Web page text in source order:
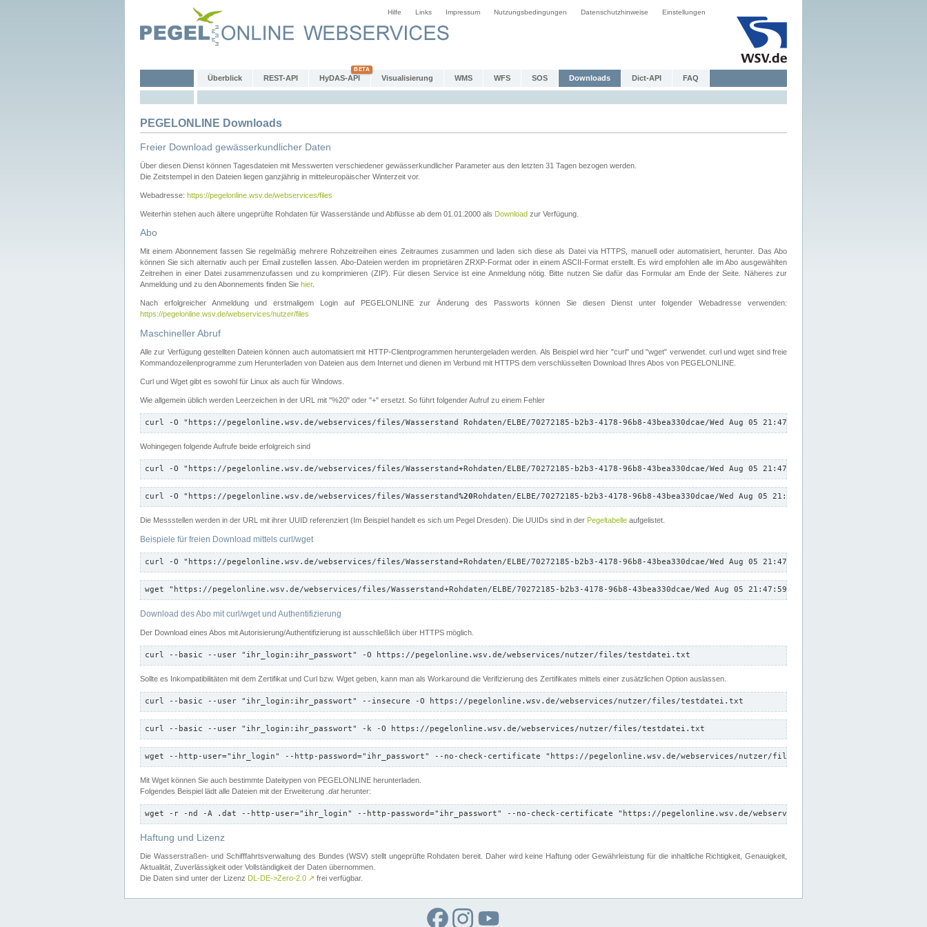
Hilfe Links Impressum Nutzungsbedingungen Datenschutzhinweise Einstellungen
Überblick REST-API HyDAS-API Visualisierung WMS WFS SOS Downloads Dict-API FAQ
PEGELONLINE Downloads
Freier Download gewässerkundlicher Daten
Über diesen Dienst können Tagesdateien mit Messwerten verschiedener gewässerkundlicher Parameter aus den letzten 31 Tagen bezogen werden.
Die Zeitstempel in den Dateien liegen ganzjährig in mitteleuropäischer Winterzeit vor.
Webadresse: https://pegelonline.wsv.de/webservices/files
Weiterhin stehen auch ältere ungeprüfte Rohdaten für Wasserstände und Abflüsse ab dem 01.01.2000 als Download zur Verfügung.
Abo
Mit einem Abonnement fassen Sie regelmäßig mehrere Rohzeitreihen eines Zeitraumes zusammen und laden sich diese als Datei via HTTPS, manuell oder automatisiert, herunter. Das Abo
können Sie sich alternativ auch per Email zustellen lassen. Abo-Dateien werden im proprietären ZRXP-Format oder in einem ASCII-Format erstellt. Es wird empfohlen alle im Abo ausgewählten
Zeitreihen in einer Datei zusammenzufassen und zu komprimieren (ZIP). Für diesen Service ist eine Anmeldung nötig. Bitte nutzen Sie dafür das Formular am Ende der Seite. Näheres zur
Anmeldung und zu den Abonnements finden Sie hier.
Nach erfolgreicher Anmeldung und erstmaligem Login auf PEGELONLINE zur Änderung des Passworts können Sie diesen Dienst unter folgender Webadresse verwenden:
https://pegelonline.wsv.de/webservices/nutzer/files
Maschineller Abruf
Alle zur Verfügung gestellten Dateien können auch automatisiert mit HTTP-Clientprogrammen heruntergeladen werden. Als Beispiel wird hier "curl" und "wget" verwendet. curl und wget sind freie
Kommandozeilenprogramme zum Herunterladen von Dateien aus dem Internet und dienen im Verbund mit HTTPS dem verschlüsselten Download Ihres Abos von PEGELONLINE.
Curl und Wget gibt es sowohl für Linux als auch für Windows.
Wie allgemein üblich werden Leerzeichen in der URL mit "%20" oder "+" ersetzt. So führt folgender Aufruf zu einem Fehler
curl -O "https://pegelonline.wsv.de/webservices/files/Wasserstand Rohdaten/ELBE/70272185-b2b3-4178-96b8-43bea330dcae/Wed Aug 05 21:47:59 CEST 2026/down.txt"
Wohingegen folgende Aufrufe beide erfolgreich sind
curl -O "https://pegelonline.wsv.de/webservices/files/Wasserstand+Rohdaten/ELBE/70272185-b2b3-4178-96b8-43bea330dcae/Wed Aug 05 21:47:59 CEST 2026/down.txt"
curl -O "https://pegelonline.wsv.de/webservices/files/Wasserstand%20Rohdaten/ELBE/70272185-b2b3-4178-96b8-43bea330dcae/Wed Aug 05 21:47:59 CEST 2026/down.txt"
Die Messstellen werden in der URL mit ihrer UUID referenziert (Im Beispiel handelt es sich um Pegel Dresden). Die UUIDs sind in der Pegeltabelle aufgelistet.
Beispiele für freien Download mittels curl/wget
curl -O "https://pegelonline.wsv.de/webservices/files/Wasserstand+Rohdaten/ELBE/70272185-b2b3-4178-96b8-43bea330dcae/Wed Aug 05 21:47:59 CEST 2026/down.txt"
wget "https://pegelonline.wsv.de/webservices/files/Wasserstand+Rohdaten/ELBE/70272185-b2b3-4178-96b8-43bea330dcae/Wed Aug 05 21:47:59 CEST 2026/down.txt"
Download des Abo mit curl/wget und Authentifizierung
Der Download eines Abos mit Autorisierung/Authentifizierung ist ausschließlich über HTTPS möglich.
curl --basic --user "ihr_login:ihr_passwort" -O https://pegelonline.wsv.de/webservices/nutzer/files/testdatei.txt
Sollte es Inkompatibilitäten mit dem Zertifikat und Curl bzw. Wget geben, kann man als Workaround die Verifizierung des Zertifikates mittels einer zusätzlichen Option auslassen.
curl --basic --user "ihr_login:ihr_passwort" --insecure -O https://pegelonline.wsv.de/webservices/nutzer/files/testdatei.txt
curl --basic --user "ihr_login:ihr_passwort" -k -O https://pegelonline.wsv.de/webservices/nutzer/files/testdatei.txt
wget --http-user="ihr_login" --http-password="ihr_passwort" --no-check-certificate "https://pegelonline.wsv.de/webservices/nutzer/files/testdatei.txt"
Mit Wget können Sie auch bestimmte Dateitypen von PEGELONLINE herunterladen.
Folgendes Beispiel lädt alle Dateien mit der Erweiterung .datherunter:
wget -r -nd -A .dat --http-user="ihr_login" --http-password="ihr_passwort" --no-check-certificate "https://pegelonline.wsv.de/webservices/nutzer/files"
Haftung und Lizenz
Die Wasserstraßen- und Schifffahrtsverwaltung des Bundes (WSV) stellt ungeprüfte Rohdaten bereit. Daher wird keine Haftung oder Gewährleistung für die inhaltliche Richtigkeit, Genauigkeit,
Aktualität, Zuverlässigkeit oder Vollständigkeit der Daten übernommen.
Die Daten sind unter der Lizenz DL-DE->Zero-2.0 ↗ frei verfügbar.